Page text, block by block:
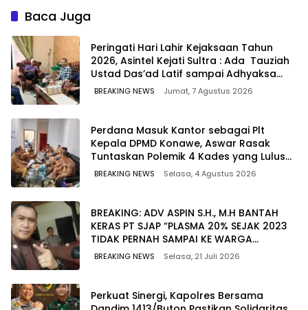
Baca Juga
Peringati Hari Lahir Kejaksaan Tahun
2026, Asintel Kejati Sultra : Ada Tauziah
Ustad Das’ad Latif sampai Adhyaksa
Run
BREAKING NEWS Jumat, 7 Agustus 2026
Perdana Masuk Kantor sebagai Plt
Kepala DPMD Konawe, Aswar Rasak
Tuntaskan Polemik 4 Kades yang Lulus
PPPK
BREAKING NEWS Selasa, 4 Agustus 2026
BREAKING: ADV ASPIN S.H., M.H BANTAH
KERAS PT SJAP “PLASMA 20% SEJAK 2023
TIDAK PERNAH SAMPAI KE WARGA
WAWOONE!
BREAKING NEWS Selasa, 21 Juli 2026
Perkuat Sinergi, Kapolres Bersama